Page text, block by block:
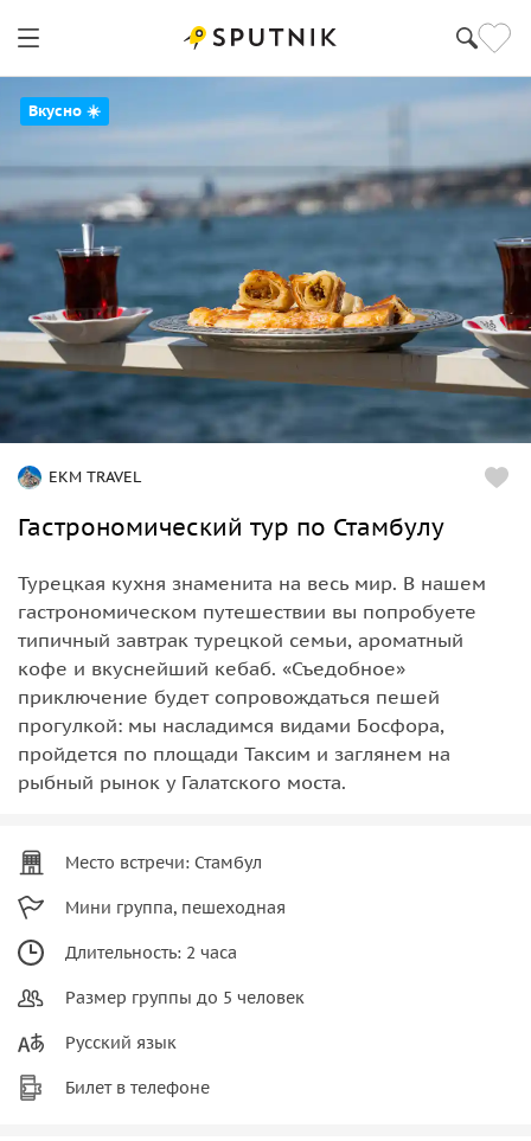
Вкусно ☀️
EKM TRAVEL
Гастрономический тур по Стамбулу
Турецкая кухня знаменита на весь мир. В нашем
гастрономическом путешествии вы попробуете
типичный завтрак турецкой семьи, ароматный
кофе и вкуснейший кебаб. «Съедобное»
приключение будет сопровождаться пешей
прогулкой: мы насладимся видами Босфора,
пройдется по площади Таксим и заглянем на
рыбный рынок у Галатского моста.
Место встречи: Стамбул
Мини группа, пешеходная
Длительность: 2 часа
Размер группы до 5 человек
Русский язык
Билет в телефоне